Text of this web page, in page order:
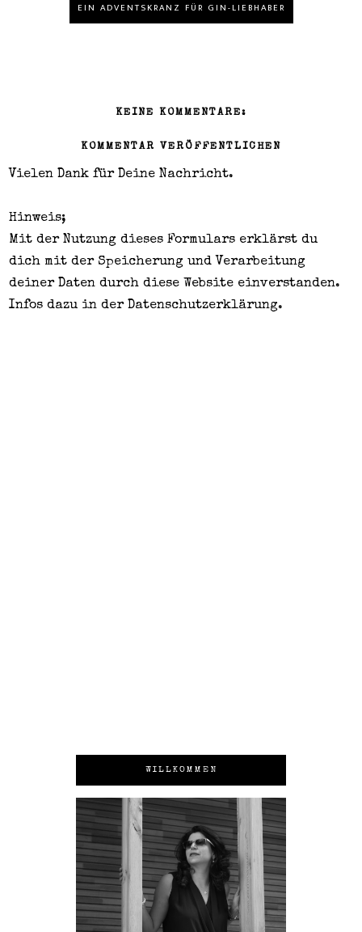
EIN ADVENTSKRANZ FÜR GIN-LIEBHABER
KEINE KOMMENTARE:
KOMMENTAR VERÖFFENTLICHEN
Vielen Dank für Deine Nachricht.
Hinweis;
Mit der Nutzung dieses Formulars erklärst du
dich mit der Speicherung und Verarbeitung
deiner Daten durch diese Website einverstanden.
Infos dazu in derDatenschutzerklärung.
WILLKOMMEN